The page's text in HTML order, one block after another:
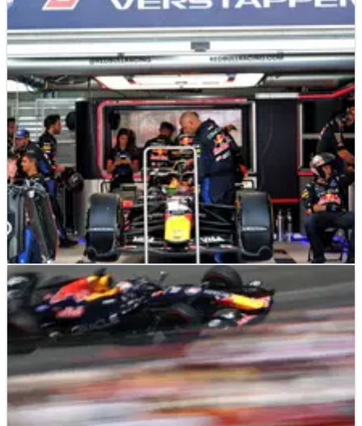
NEWS 17/06/26
Verstappen Menilai Proyek F1 Red Bull "Masih
dalam Pengerjaan"
F1 NEWS
Red Bull Mengidentifikasi Penyebab
Verstappen Mogok di Start GP Monako